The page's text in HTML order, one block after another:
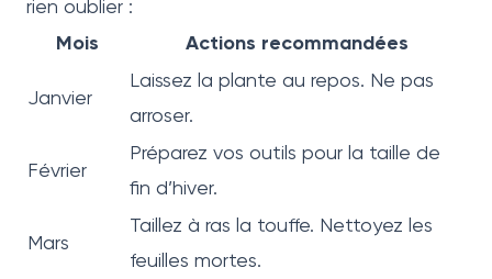
rien oublier :
Mois Actions recommandées
Janvier
Laissez la plante au repos. Ne pas
arroser.
Février
Préparez vos outils pour la taille de
fin d’hiver.
Mars
Taillez à ras la touffe. Nettoyez les
feuilles mortes.